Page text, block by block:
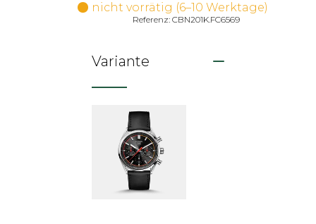
nicht vorrätig (6–10 Werktage)
Referenz: CBN201K.FC6569
Variante